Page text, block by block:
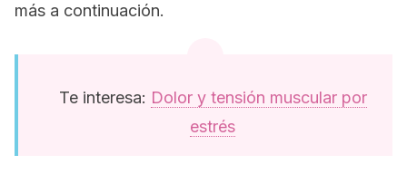
más a continuación.
Te interesa: Dolor y tensión muscular por
estrés